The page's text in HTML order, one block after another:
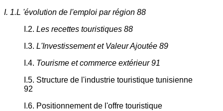
I. 1.L 'évolution de l'emploi par région 88
I.2. Les recettes touristiques 88
I.3. L'Investissement et Valeur Ajoutée 89
I.4. Tourisme et commerce extérieur 91
I.5. Structure de l'industrie touristique tunisienne
92
I.6. Positionnement de l'offre touristique